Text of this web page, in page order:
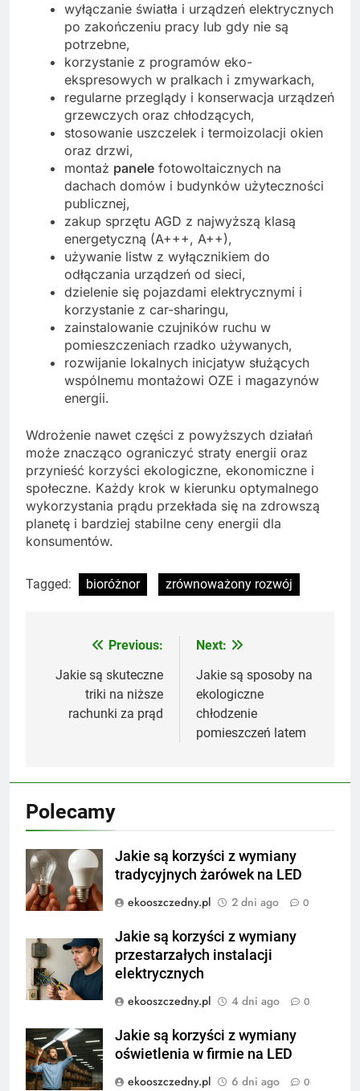
wyłączanie światła i urządzeń elektrycznych
po zakończeniu pracy lub gdy nie są
potrzebne,
korzystanie z programów eko-
ekspresowych w pralkach i zmywarkach,
regularne przeglądy i konserwacja urządzeń
grzewczych oraz chłodzących,
stosowanie uszczelek i termoizolacji okien
oraz drzwi,
montaż panele fotowoltaicznych na
dachach domów i budynków użyteczności
publicznej,
zakup sprzętu AGD z najwyższą klasą
energetyczną (A+++, A++),
używanie listw z wyłącznikiem do
odłączania urządzeń od sieci,
dzielenie się pojazdami elektrycznymi i
korzystanie z car-sharingu,
zainstalowanie czujników ruchu w
pomieszczeniach rzadko używanych,
rozwijanie lokalnych inicjatyw służących
wspólnemu montażowi OZE i magazynów
energii.
Wdrożenie nawet części z powyższych działań
może znacząco ograniczyć straty energii oraz
przynieść korzyści ekologiczne, ekonomiczne i
społeczne. Każdy krok w kierunku optymalnego
wykorzystania prądu przekłada się na zdrowszą
planetę i bardziej stabilne ceny energii dla
konsumentów.
Tagged: bioróżnor zrównoważony rozwój
Nawigacja
wpisu
Previous:
Jakie są skuteczne
triki na niższe
rachunki za prąd
Next:
Jakie są sposoby na
ekologiczne
chłodzenie
pomieszczeń latem
Polecamy
Jakie są korzyści z wymiany
tradycyjnych żarówek na LED
ekooszczedny.pl
2 dni ago 0
Jakie są korzyści z wymiany
przestarzałych instalacji
elektrycznych
ekooszczedny.pl
4 dni ago 0
Jakie są korzyści z wymiany
oświetlenia w firmie na LED
ekooszczedny.pl
6 dni ago 0